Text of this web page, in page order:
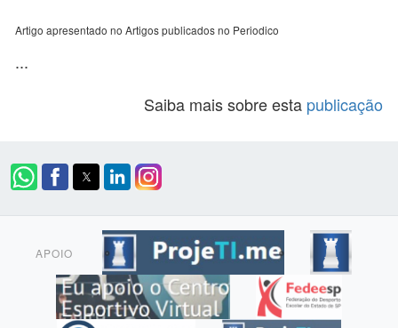
Artigo apresentado no Artigos publicados no Periodico
...
Saiba mais sobre esta publicação
APOIO